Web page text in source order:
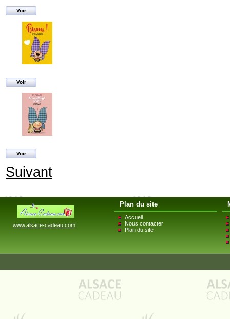
Voir
Voir
Voir
Suivant
www.alsace-cadeau.com
Plan du site
Accueil
Nous contacter
Plan du site